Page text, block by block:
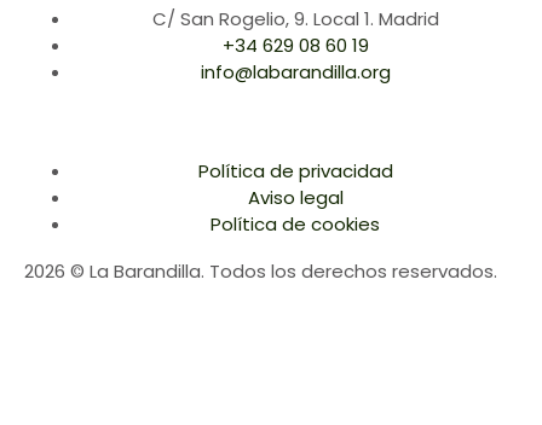
C/ San Rogelio, 9. Local 1. Madrid
+34 629 08 60 19
info@labarandilla.org
2026 © La Barandilla. Todos los derechos reservados.
Política de privacidad
Aviso legal
Política de cookies